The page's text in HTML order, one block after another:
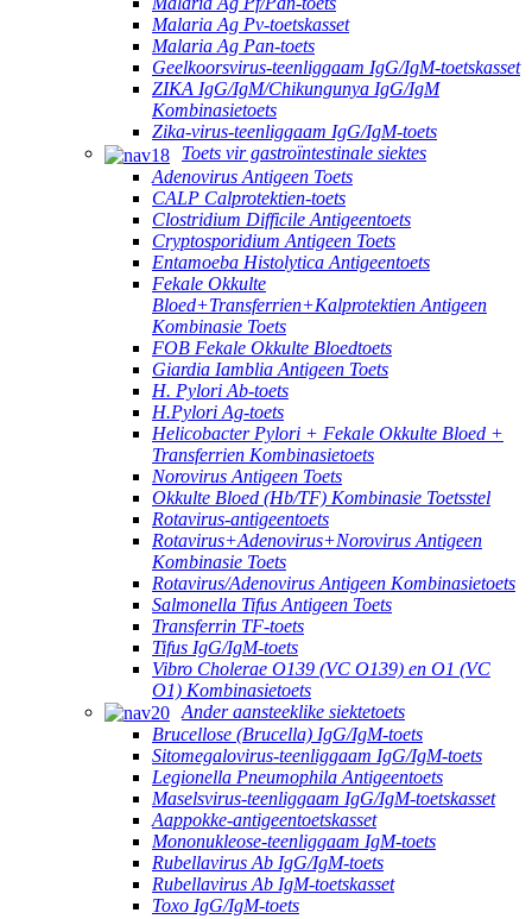
Malaria Ag Pv-toetskasset
Malaria Ag Pan-toets
Geelkoorsvirus-teenliggaam IgG/IgM-toetskasset
ZIKA IgG/IgM/Chikungunya IgG/IgM
Kombinasietoets
Zika-virus-teenliggaam IgG/IgM-toets
Toets vir gastroïntestinale siektes
Adenovirus Antigeen Toets
CALP Calprotektien-toets
Clostridium Difficile Antigeentoets
Cryptosporidium Antigeen Toets
Entamoeba Histolytica Antigeentoets
Fekale Okkulte
Bloed+Transferrien+Kalprotektien Antigeen
Kombinasie Toets
FOB Fekale Okkulte Bloedtoets
Giardia Iamblia Antigeen Toets
H. Pylori Ab-toets
H.Pylori Ag-toets
Helicobacter Pylori + Fekale Okkulte Bloed +
Transferrien Kombinasietoets
Norovirus Antigeen Toets
Okkulte Bloed (Hb/TF) Kombinasie Toetsstel
Rotavirus-antigeentoets
Rotavirus+Adenovirus+Norovirus Antigeen
Kombinasie Toets
Rotavirus/Adenovirus Antigeen Kombinasietoets
Salmonella Tifus Antigeen Toets
Transferrin TF-toets
Tifus IgG/IgM-toets
Vibro Cholerae O139 (VC O139) en O1 (VC
O1) Kombinasietoets
Ander aansteeklike siektetoets
Brucellose (Brucella) IgG/IgM-toets
Sitomegalovirus-teenliggaam IgG/IgM-toets
Legionella Pneumophila Antigeentoets
Maselsvirus-teenliggaam IgG/IgM-toetskasset
Aappokke-antigeentoetskasset
Mononukleose-teenliggaam IgM-toets
Rubellavirus Ab IgG/IgM-toets
Rubellavirus Ab IgM-toetskasset
Toxo IgG/IgM-toets